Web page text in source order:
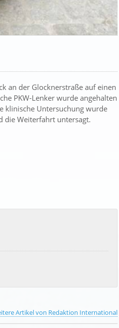
an der Glocknerstraße auf einen
PKW-Lenker wurde angehalten
klinische Untersuchung wurde
die Weiterfahrt untersagt.
Artikel von Redaktion International